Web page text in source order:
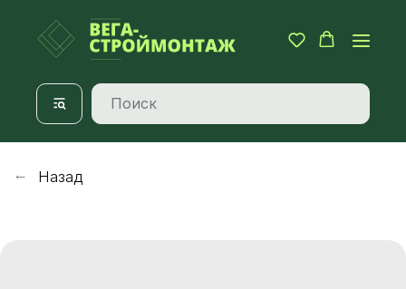
Назад